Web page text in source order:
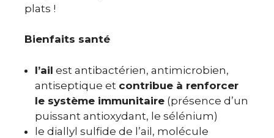
plats !
Bienfaits santé
l’ail est antibactérien, antimicrobien,
antiseptique et contribue à renforcer
le système immunitaire (présence d’un
puissant antioxydant, le sélénium)
le diallyl sulfide de l’ail, molécule